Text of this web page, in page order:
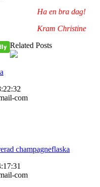
Ha en bra dag!
Kram Christine
Related Posts
com
champagneflaska
com